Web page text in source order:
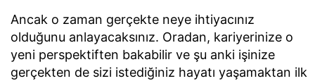
Ancak o zaman gerçekte neye ihtiyacınız
olduğunu anlayacaksınız. Oradan, kariyerinize o
yeni perspektiften bakabilir ve şu anki işinize
gerçekten de sizi istediğiniz hayatı yaşamaktan ilk